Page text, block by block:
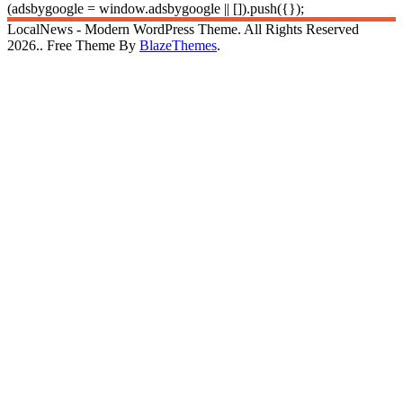
(adsbygoogle = window.adsbygoogle || []).push({});
LocalNews - Modern WordPress Theme. All Rights Reserved
2026.. Free Theme By BlazeThemes.